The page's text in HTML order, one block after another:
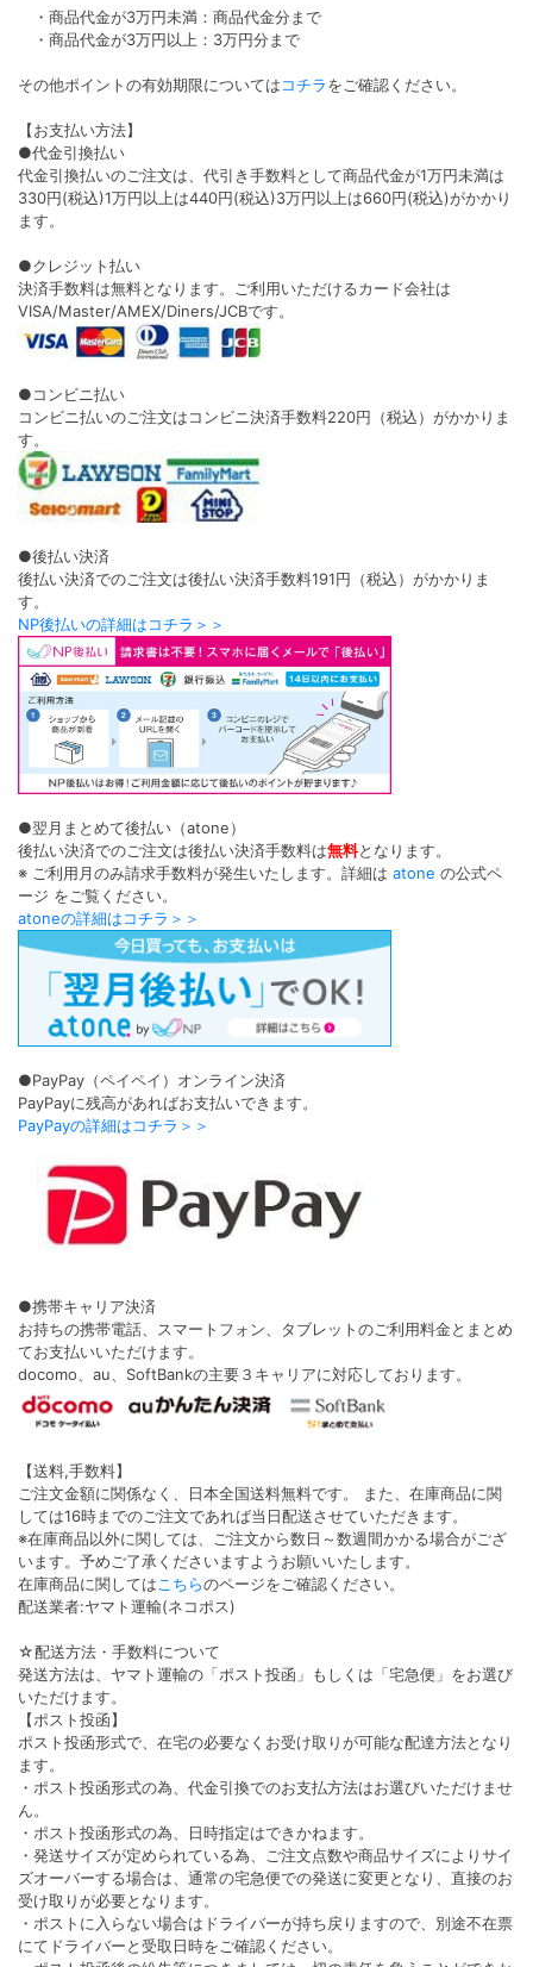
・商品代金が3万円未満：商品代金分まで
・商品代金が3万円以上：3万円分まで
その他ポイントの有効期限についてはコチラをご確認ください。
【お支払い方法】
●代金引換払い
代金引換払いのご注文は、代引き手数料として商品代金が1万円未満は
330円(税込)1万円以上は440円(税込)3万円以上は660円(税込)がかかり
ます。
●クレジット払い
決済手数料は無料となります。ご利用いただけるカード会社は
VISA/Master/AMEX/Diners/JCBです。
●コンビニ払い
コンビニ払いのご注文はコンビニ決済手数料220円（税込）がかかりま
す。
●後払い決済
後払い決済でのご注文は後払い決済手数料191円（税込）がかかりま
す。
NP後払いの詳細はコチラ＞＞
●翌月まとめて後払い（atone）
後払い決済でのご注文は後払い決済手数料は無料となります。
※ ご利用月のみ請求手数料が発生いたします。詳細は atone の公式ペ
ージ をご覧ください。
atoneの詳細はコチラ＞＞
●PayPay（ペイペイ）オンライン決済
PayPayに残高があればお支払いできます。
PayPayの詳細はコチラ＞＞
●携帯キャリア決済
お持ちの携帯電話、スマートフォン、タブレットのご利用料金とまとめ
てお支払いいただけます。
docomo、au、SoftBankの主要３キャリアに対応しております。
【送料,手数料】
ご注文金額に関係なく、日本全国送料無料です。 また、在庫商品に関
しては16時までのご注文であれば当日配送させていただきます。
※在庫商品以外に関しては、ご注文から数日～数週間かかる場合がござ
います。予めご了承くださいますようお願いいたします。
在庫商品に関してはこちらのページをご確認ください。
配送業者:ヤマト運輸(ネコポス)
☆配送方法・手数料について
発送方法は、ヤマト運輸の「ポスト投函」もしくは「宅急便」をお選び
いただけます。
【ポスト投函】
ポスト投函形式で、在宅の必要なくお受け取りが可能な配達方法となり
ます。
・ポスト投函形式の為、代金引換でのお支払方法はお選びいただけませ
ん。
・ポスト投函形式の為、日時指定はできかねます。
・発送サイズが定められている為、ご注文点数や商品サイズによりサイ
ズオーバーする場合は、通常の宅急便での発送に変更となり、直接のお
受け取りが必要となります。
・ポストに入らない場合はドライバーが持ち戻りますので、別途不在票
にてドライバーと受取日時をご確認ください。